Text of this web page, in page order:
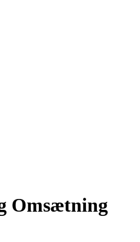
Omsætning